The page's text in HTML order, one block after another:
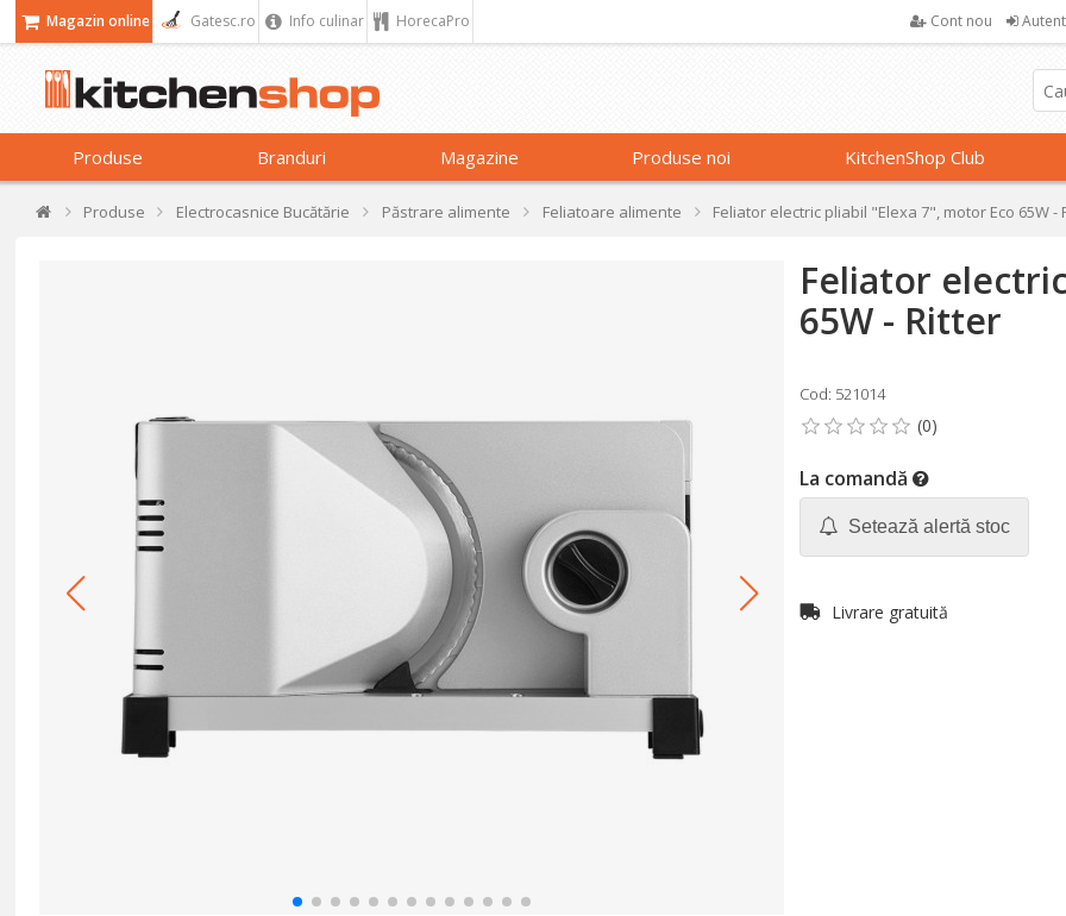
Magazin online Gatesc.ro Info culinar HorecaPro Cont nou
Produse Branduri Magazine Produse noi KitchenShop Club
Produse Electrocasnice Bucătărie Păstrare alimente Feliatoare alimente Feliator electric pliabil "Elexa 7", motor Eco 65W -
Feliator
65W - Ritter
Cod: 521014
La comandă
Setează alertă stoc
Livrare gratuită